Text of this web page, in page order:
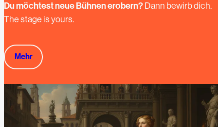
Du möchtest neue Bühnen erobern?Dann bewirb dich.
The stage is yours.
Mehr
Mehr